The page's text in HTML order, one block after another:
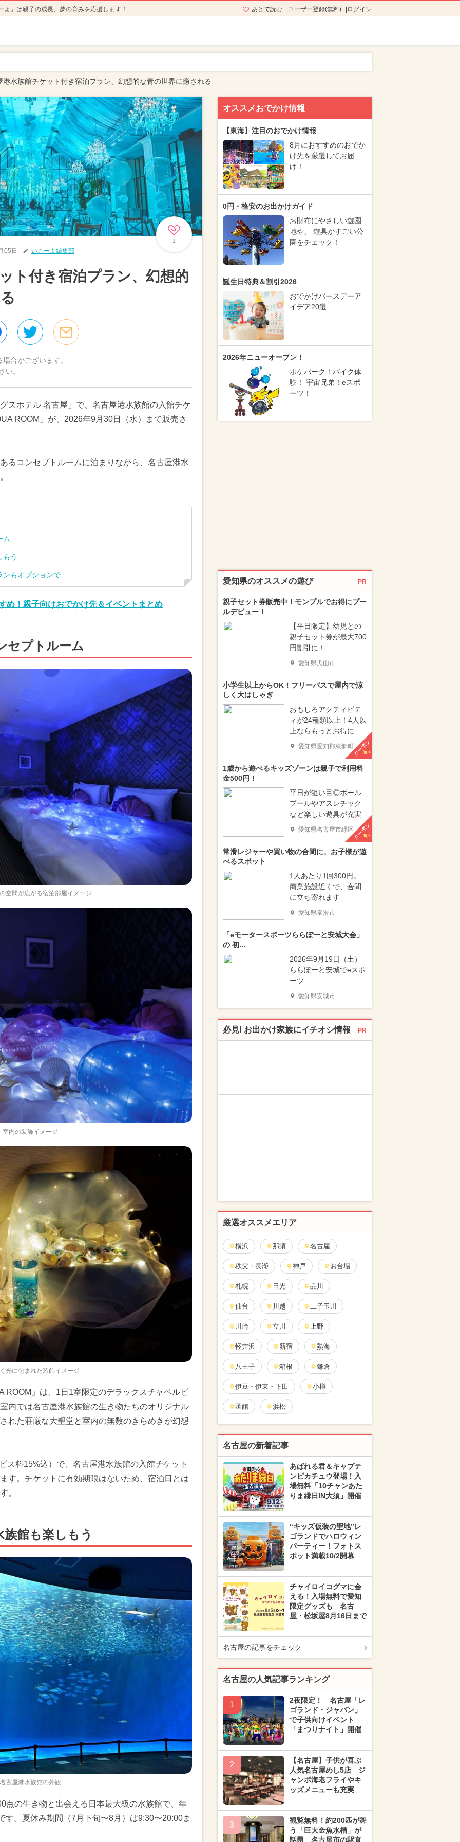
」は親子の成長、夢の育みを応援します！ あとで読む ユーザー登録(無料) ログイン
港水族館チケット付き宿泊プラン、幻想的な青の世界に癒される
1
05日 いこーよ編集部
ト付き宿泊プラン、幻想的
合がございます。
い。
スホテル 名古屋」で、名古屋港水族館の入館チケ
ROOM」が、2026年9月30日（水）まで販売さ
るコンセプトルームに泊まりながら、名古屋港水
ム
もう
ンもオプションで
め！親子向けおでかけ先＆イベントまとめ
セプトルーム
空間が広がる宿泊部屋イメージ
室内の装飾イメージ
光に包まれた装飾イメージ
ROOM」は、1日1室限定のデラックスチャペルビ
内では名古屋港水族館の生き物たちのオリジナル
れた荘厳な大聖堂と室内の無数のきらめきが幻想
ス料15%込）で、名古屋港水族館の入館チケット
す。チケットに有効期限はないため、宿泊日とは
。
館も楽しもう
名古屋港水族館の外観
点の生き物と出会える日本最大級の水族館で、年
す。夏休み期間（7月下旬〜8月）は9:30〜20:00ま
オススメおでかけ情報
【東海】注目のおでかけ情報
8月におすすめのおでか
け先を厳選してお届
け！
0円・格安のお出かけガイド
お財布にやさしい遊園
地や、 遊具がすごい公
園をチェック！
誕生日特典＆割引2026
おでかけバースデーア
イデア20選
2026年ニューオープン！
ポケパーク！バイク体
験！ 宇宙兄弟！eスポ
ーツ！
愛知県のオススメの遊び PR
親子セット券販売中！モンプルでお得にプー
ルデビュー！
【平日限定】幼児との
親子セット券が最大700
円割引に！
愛知県犬山市
小学生以上からOK！フリーパスで屋内で涼
しく大はしゃぎ
おもしろアクティビテ
ィが24種類以上！4人以
上ならもっとお得に
愛知県愛知郡東郷町クーポン
1歳から遊べるキッズゾーンは親子で利用料
金500円！
平日が狙い目◎ボール
プールやアスレチック
など楽しい遊具が充実
愛知県名古屋市緑区クーポン
常滑レジャーや買い物の合間に、お子様が遊
べるスポット
1人あたり1回300円。
商業施設近くで、合間
に立ち寄れます
愛知県常滑市
「eモータースポーツららぽーと安城大会」
の 初...
2026年9月19日（土）
ららぽーと安城でeスポ
ーツ...
愛知県安城市
必見! お出かけ家族にイチオシ情報 PR
厳選オススメエリア
横浜 那須 名古屋
秩父・長瀞 神戸 お台場
札幌 日光 品川
仙台 川越 二子玉川
川崎 立川 上野
軽井沢 新宿 熱海
八王子 箱根 鎌倉
伊豆・伊東・下田 小樽
函館 浜松
名古屋の新着記事
あばれる君＆キャプテ
ンピカチュウ登場！入
場無料「10チャンあた
りま縁日IN大須」開催
“キッズ仮装の聖地”レ
ゴランドでハロウィン
パーティー！フォトス
ポット満載10/2開幕
チャイロイコグマに会
える！入場無料で愛知
限定グッズも 名古
屋・松坂屋8月16日まで
名古屋の記事をチェック
名古屋の人気記事ランキング
1
2夜限定！ 名古屋「レ
ゴランド・ジャパン」
で子供向けイベント
「まつりナイト」開催
2
【名古屋】子供が喜ぶ
人気名古屋めし5店 ジ
ャンボ海老フライやキ
ッズメニューも充実
3
観覧無料！約200匹が舞
う「巨大金魚水槽」が
話題 名古屋市の駅直